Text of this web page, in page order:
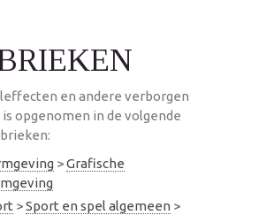
en andere verborgen
opgenomen in de volgende
>Grafische
>Sport en spel algemeen >